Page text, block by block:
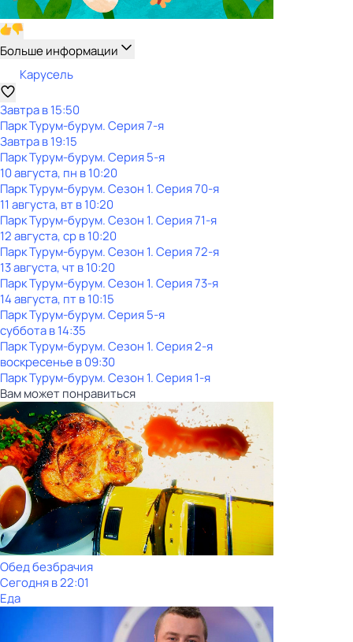
Больше информации
Карусель
Завтра в 15:50
Парк Турум-бурум. Серия 7-я
Завтра в 19:15
Парк Турум-бурум. Серия 5-я
10 августа, пн в 10:20
Парк Турум-бурум. Сезон 1. Серия 70-я
11 августа, вт в 10:20
Парк Турум-бурум. Сезон 1. Серия 71-я
12 августа, ср в 10:20
Парк Турум-бурум. Сезон 1. Серия 72-я
13 августа, чт в 10:20
Парк Турум-бурум. Сезон 1. Серия 73-я
14 августа, пт в 10:15
Парк Турум-бурум. Серия 5-я
субботав14:35
Парк Турум-бурум. Сезон 1. Серия 2-я
воскресенье в09:30
Парк Турум-бурум. Сезон 1. Серия 1-я
Вам может понравиться
Обед безбрачия
Сегодня в 22:01
Еда